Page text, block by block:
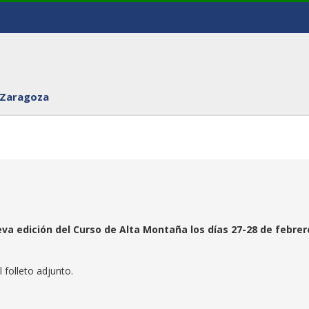
edición del Curso de Alta Montaña los días 27-28 de
folleto adjunto.